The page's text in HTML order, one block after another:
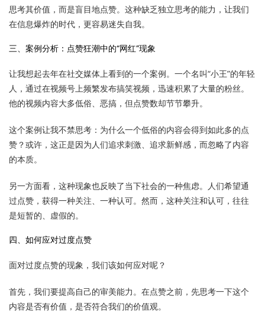
思考其价值，而是盲目地点赞。这种缺乏独立思考的能力，让我们
在信息爆炸的时代，更容易迷失自我。
三、案例分析：点赞狂潮中的“网红”现象
让我想起去年在社交媒体上看到的一个案例。一个名叫“小王”的年轻
人，通过在视频号上频繁发布搞笑视频，迅速积累了大量的粉丝。
他的视频内容大多低俗、恶搞，但点赞数却节节攀升。
这个案例让我不禁思考：为什么一个低俗的内容会得到如此多的点
赞？或许，这正是因为人们追求刺激、追求新鲜感，而忽略了内容
的本质。
另一方面看，这种现象也反映了当下社会的一种焦虑。人们希望通
过点赞，获得一种关注、一种认可。然而，这种关注和认可，往往
是短暂的、虚假的。
四、如何应对过度点赞
面对过度点赞的现象，我们该如何应对呢？
首先，我们要提高自己的审美能力。在点赞之前，先思考一下这个
内容是否有价值，是否符合我们的价值观。